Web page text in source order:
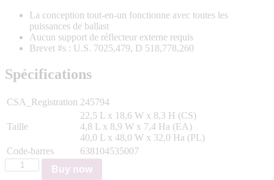
La conception tout-en-un fonctionne avec toutes les
puissances de ballast
Aucun support de réflecteur externe requis
Brevet #s : U.S. 7025,479, D 518,778,260
Spécifications
CSA_Registration 245794
Taille
22,5 L x 18,6 W x 8,3 H (CS)
4,8 L x 8,9 W x 7,4 Ha (EA)
40,0 L x 48,0 W x 32,0 Ha (PL)
Code-barres
638104535007
Tous
les
Buy now